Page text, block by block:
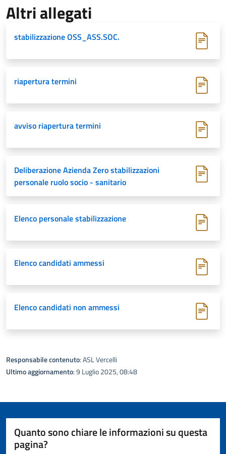
Altri allegati
stabilizzazione OSS_ASS.SOC.
riapertura termini
avviso riapertura termini
Deliberazione Azienda Zero stabilizzazioni
personale ruolo socio - sanitario
Elenco personale stabilizzazione
Elenco candidati ammessi
Elenco candidati non ammessi
Responsabile contenuto: ASL Vercelli
Ultimo aggiornamento: 9 Luglio 2025, 08:48
Quanto sono chiare le informazioni su questa
pagina?